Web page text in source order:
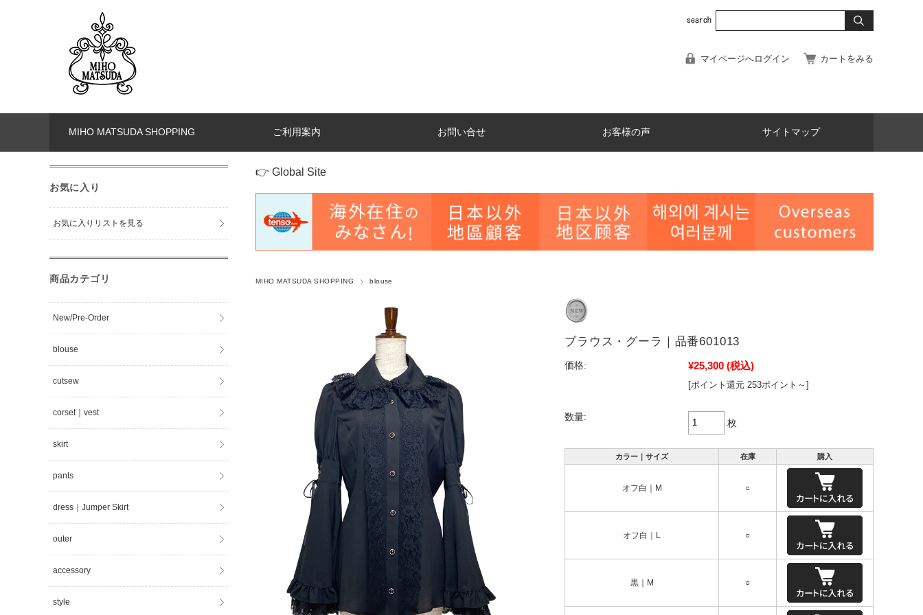
マイページへログイン カートをみる
MIHO MATSUDA SHOPPING ご利用案内 お問い合せ お客様の声 サイトマップ
👉 Global Site
MIHO MATSUDA SHOPPING blouse
ブラウス・グーラ｜品番601013
価格: ¥25,300 (税込)
[ポイント還元 253ポイント～]
数量:
枚
カラー｜サイズ 在庫 購入
オフ白｜M ○
オフ白｜L ○
黒｜M ○
お気に入り
お気に入りリストを見る
商品カテゴリ
New/Pre-Order
blouse
cutsew
corset｜vest
skirt
pants
dress｜Jumper Skirt
outer
accessory
style